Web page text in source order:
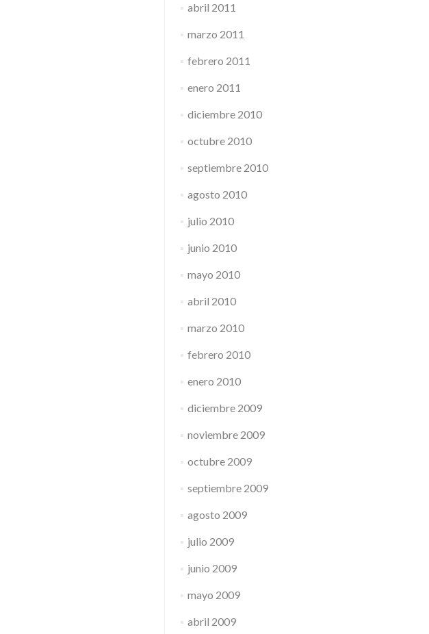
abril 2011
marzo 2011
febrero 2011
enero 2011
diciembre 2010
octubre 2010
septiembre 2010
agosto 2010
julio 2010
junio 2010
mayo 2010
abril 2010
marzo 2010
febrero 2010
enero 2010
diciembre 2009
noviembre 2009
octubre 2009
septiembre 2009
agosto 2009
julio 2009
junio 2009
mayo 2009
abril 2009